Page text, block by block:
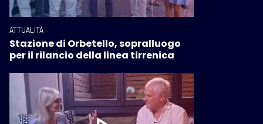
ATTUALITÀ
Stazione di Orbetello, sopralluogo
per il rilancio della linea tirrenica